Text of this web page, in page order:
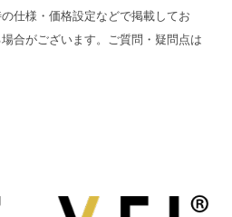
仕様・価格設定などで掲載してお
合がございます。ご質問・疑問点は